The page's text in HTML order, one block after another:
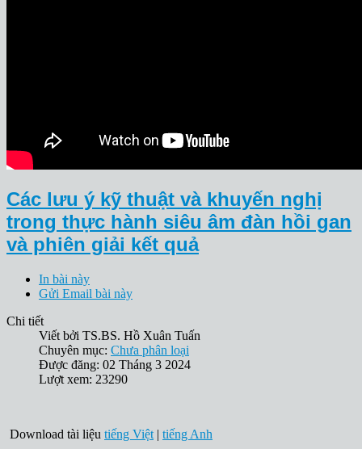
Các lưu ý kỹ thuật và khuyến nghị
trong thực hành siêu âm đàn hồi gan
và phiên giải kết quả
In bài này
Gửi Email bài này
Chi tiết
Viết bởi TS.BS. Hồ Xuân Tuấn
Chuyên mục: Chưa phân loại
Được đăng: 02 Tháng 3 2024
Lượt xem: 23290
Download tài liệu tiếng Việt | tiếng Anh